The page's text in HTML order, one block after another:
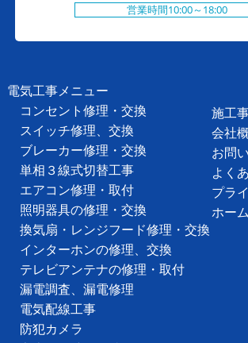
営業時間10:00～18:00
電気工事メニュー
コンセント修理・交換
スイッチ修理、交換
ブレーカー修理・交換
単相３線式切替工事
エアコン修理・取付
照明器具の修理・交換
換気扇・レンジフード修理・交換
インターホンの修理、交換
テレビアンテナの修理・取付
漏電調査、漏電修理
電気配線工事
防犯カメラ
施工
会社
お問
よく
プラ
ホーム